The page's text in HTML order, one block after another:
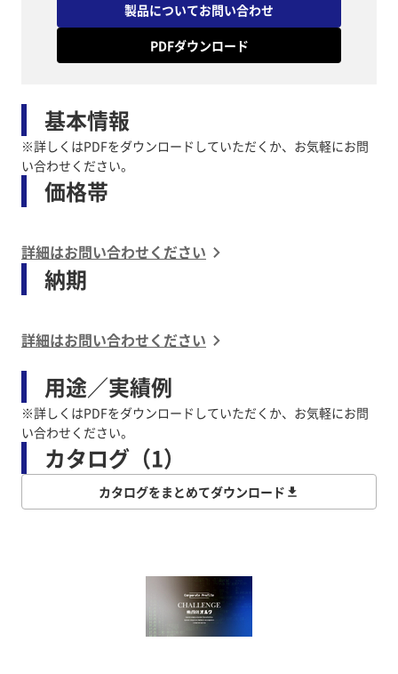
製品についてお問い合わせ
PDFダウンロード
基本情報
※詳しくはPDFをダウンロードしていただくか、お気軽にお問
い合わせください。
価格帯
詳細はお問い合わせください
納期
詳細はお問い合わせください
用途／実績例
※詳しくはPDFをダウンロードしていただくか、お気軽にお問
い合わせください。
カタログ（1）
カタログをまとめてダウンロード